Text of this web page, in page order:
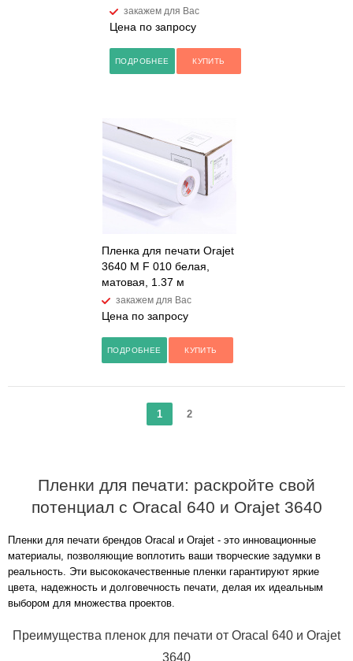
закажем для Вас
Цена по запросу
ПОДРОБНЕЕ КУПИТЬ
Пленка для печати Orajet
3640 M F 010 белая,
матовая, 1.37 м
закажем для Вас
Цена по запросу
ПОДРОБНЕЕ КУПИТЬ
1 2
Пленки для печати: раскройте свой
потенциал с Oracal 640 и Orajet 3640
Пленки для печати брендов Oracal и Orajet - это инновационные
материалы, позволяющие воплотить ваши творческие задумки в
реальность. Эти высококачественные пленки гарантируют яркие
цвета, надежность и долговечность печати, делая их идеальным
выбором для множества проектов.
Преимущества пленок для печати от Oracal 640 и Orajet
3640